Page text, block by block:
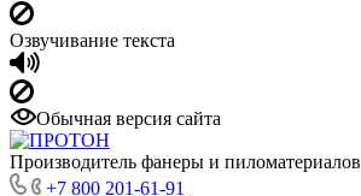
Озвучивание текста
Обычная версия сайта
Производитель фанеры и пиломатериалов
+7 800 201-61-91